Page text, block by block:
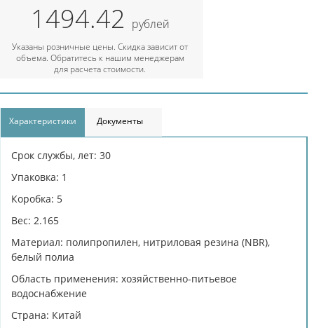
1494.42 рублей
Указаны розничные цены. Скидка зависит от
объема. Обратитесь к нашим менеджерам
для расчета стоимости.
Характеристики Документы
Срок службы, лет: 30
Упаковка: 1
Коробка: 5
Вес: 2.165
Материал: полипропилен, нитриловая резина (NBR),
белый полиа
Область применения: хозяйственно-питьевое
водоснабжение
Страна: Китай